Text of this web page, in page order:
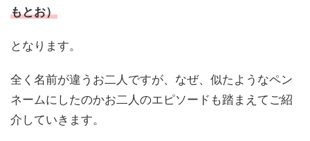
もとお）
となります。
全く名前が違うお二人ですが、なぜ、似たようなペン
ネームにしたのかお二人のエピソードも踏まえてご紹
介していきます。